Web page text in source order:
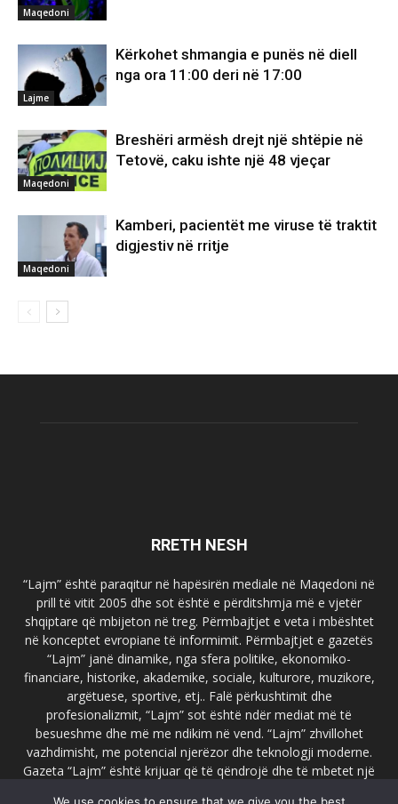
Maqedoni
Lajme
Kërkohet shmangia e punës në diell
nga ora 11:00 deri në 17:00
Maqedoni
Breshëri armësh drejt një shtëpie në
Tetovë, caku ishte një 48 vjeçar
Maqedoni
Kamberi, pacientët me viruse të traktit
digjestiv në rritje
RRETH NESH
“Lajm” është paraqitur në hapësirën mediale në Maqedoni në
prill të vitit 2005 dhe sot është e përditshmja më e vjetër
shqiptare që mbijeton në treg. Përmbajtjet e veta i mbështet
në konceptet evropiane të informimit. Përmbajtjet e gazetës
“Lajm” janë dinamike, nga sfera politike, ekonomiko-
financiare, historike, akademike, sociale, kulturore, muzikore,
argëtuese, sportive, etj.. Falë përkushtimit dhe
profesionalizmit, “Lajm” sot është ndër mediat më të
besueshme dhe më me ndikim në vend. “Lajm” zhvillohet
vazhdimisht, me potencial njerëzor dhe teknologji moderne.
Gazeta “Lajm” është krijuar që të qëndrojë dhe të mbetet një